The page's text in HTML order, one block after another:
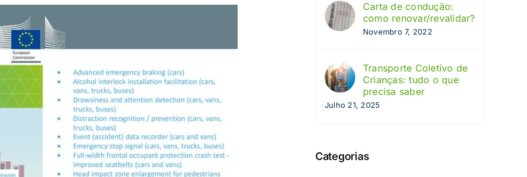
Carta de condução:
como renovar/revalidar?
Novembro 7, 2022
Transporte Coletivo de
Crianças: tudo o que
precisa saber
Julho 21, 2025
Categorias